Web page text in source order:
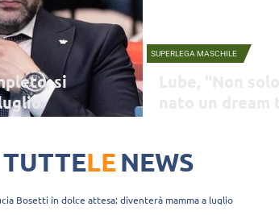
si
SUPERLEGA MASCHILE
Corriere Adriatico alcune
dell'estate. Partendo dal
TUTTELENEWS
Bosetti in dolce attesa: diventerà mamma a luglio